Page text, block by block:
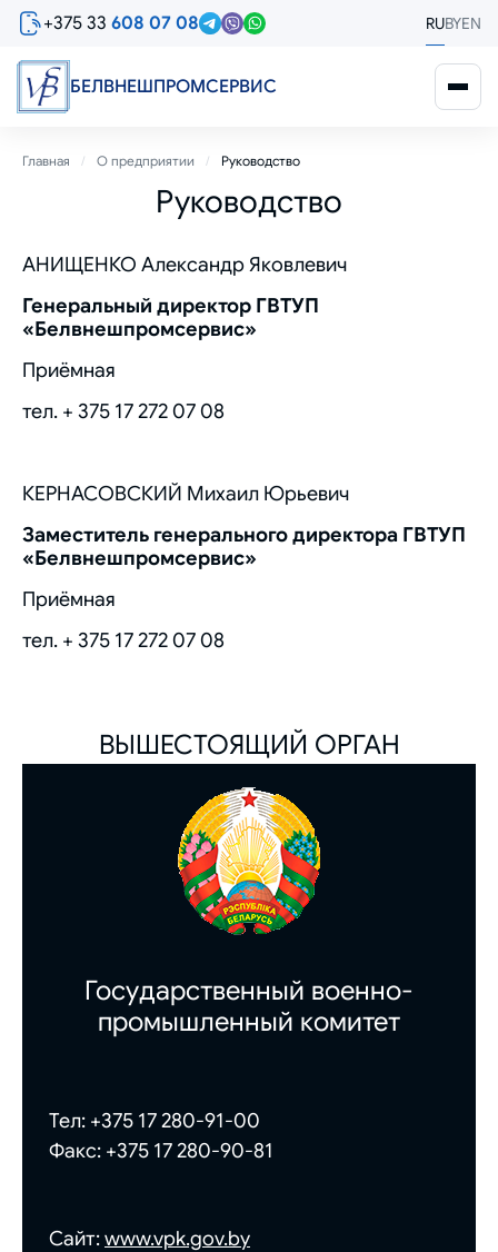
Перейти
содержанию
+375 33 608 07 08 RUBYEN
БЕЛВНЕШПРОМСЕРВИС
Строка
Главная О предприятии Руководство
Руководство
АНИЩЕНКО Александр Яковлевич
Генеральный директор ГВТУП
«Белвнешпромсервис»
Приёмная
тел. + 375 17 272 07 08
КЕРНАСОВСКИЙ Михаил Юрьевич
Заместитель генерального директора ГВТУП
«Белвнешпромсервис»
Приёмная
тел. + 375 17 272 07 08
ВЫШЕСТОЯЩИЙ ОРГАН
Государственный военно-
промышленный комитет
Тел: +375 17 280-91-00
Факс: +375 17 280-90-81
Сайт:www.vpk.gov.by